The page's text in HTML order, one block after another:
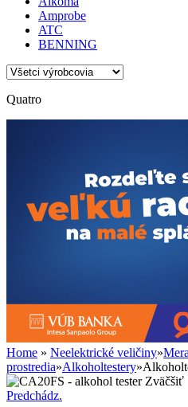
Amprobe
ATC
BENNING
Quatro
Home » Neelektrické veličiny»
prostredia»Alkoholtestery»
Zväčšiť
Predchádz.